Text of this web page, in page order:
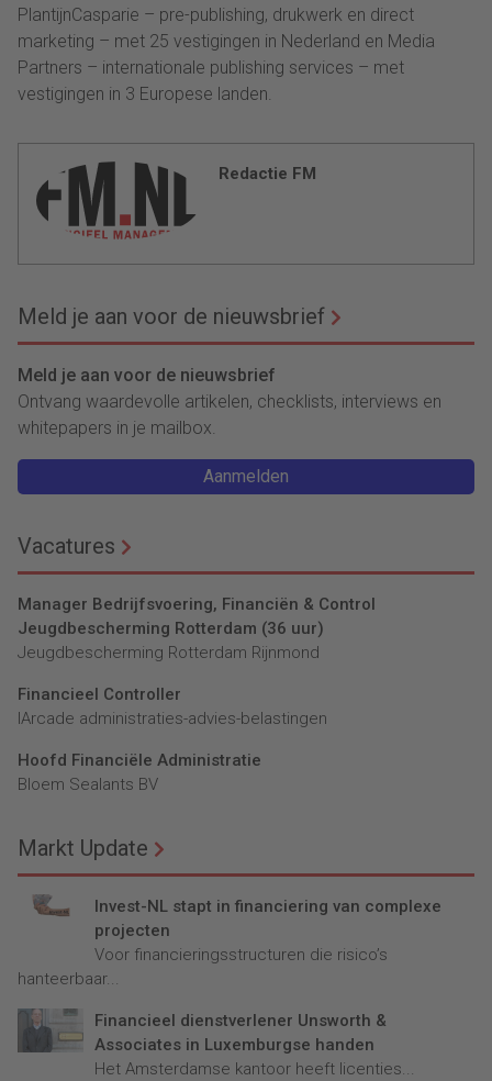
PlantijnCasparie – pre-publishing, drukwerk en direct
marketing – met 25 vestigingen in Nederland en Media
Partners – internationale publishing services – met
vestigingen in 3 Europese landen.
Redactie FM
Meld je aan voor de nieuwsbrief
Meld je aan voor de nieuwsbrief
Ontvang waardevolle artikelen, checklists, interviews en
whitepapers in je mailbox.
Aanmelden
Vacatures
Manager Bedrijfsvoering, Financiën & Control
Jeugdbescherming Rotterdam (36 uur)
Jeugdbescherming Rotterdam Rijnmond
Financieel Controller
lArcade administraties-advies-belastingen
Hoofd Financiële Administratie
Bloem Sealants BV
Markt Update
Invest-NL stapt in financiering van complexe
projecten
Voor financieringsstructuren die risico’s
hanteerbaar...
Financieel dienstverlener Unsworth &
Associates in Luxemburgse handen
Het Amsterdamse kantoor heeft licenties...